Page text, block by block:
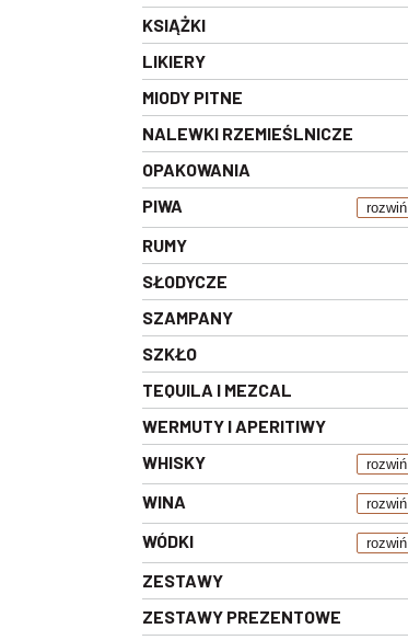
KSIĄŻKI
LIKIERY
MIODY PITNE
NALEWKI RZEMIEŚLNICZE
OPAKOWANIA
PIWA
rozwiń
RUMY
SŁODYCZE
SZAMPANY
SZKŁO
TEQUILA I MEZCAL
WERMUTY I APERITIWY
WHISKY
rozwiń
WINA rozwiń
WÓDKI rozwiń
ZESTAWY
ZESTAWY PREZENTOWE